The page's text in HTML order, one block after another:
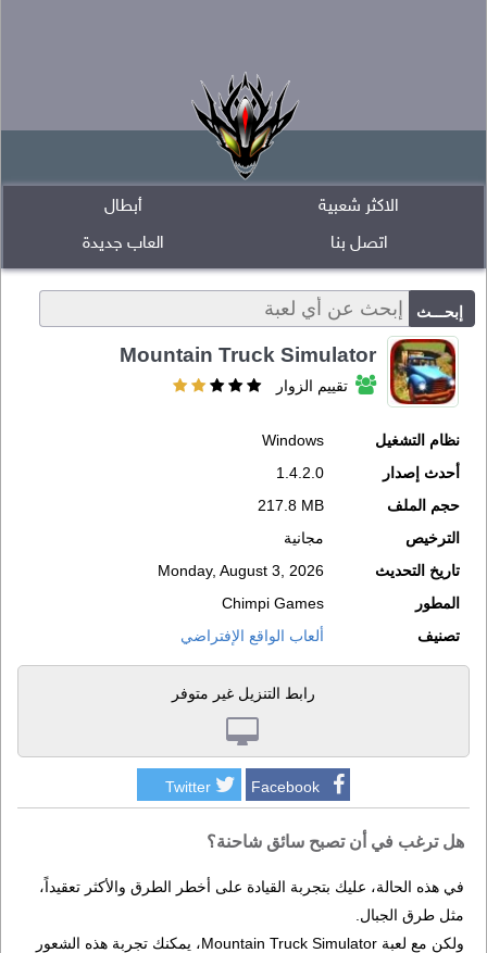
أبطال
الاكثر شعبية
العاب جديدة
اتصل بنا
Mountain Truck Simulator
تقييم الزوار
نظام التشغيل
Windows
أحدث إصدار
1.4.2.0
حجم الملف
217.8 MB
الترخيص
مجانية
تاريخ التحديث
Monday, August 3, 2026
المطور
Chimpi Games
تصنيف
ألعاب الواقع الإفتراضي
رابط التنزيل غير متوفر
Facebook
Twitter
هل ترغب في أن تصبح سائق شاحنة؟
في هذه الحالة، عليك بتجربة القيادة على أخطر الطرق والأكثر تعقيداً،
مثل طرق الجبال.
ولكن مع لعبة Mountain Truck Simulator، يمكنك تجربة هذه الشعور